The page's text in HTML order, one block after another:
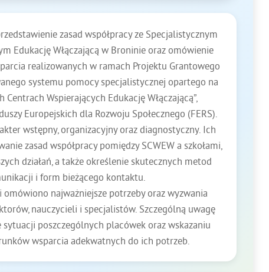
zasad współpracy ze Specjalistycznym
Edukację Włączającą w Broninie oraz omówienie
realizowanych w ramach Projektu Grantowego
systemu pomocy specjalistycznej opartego na
Centrach Wspierających Edukację Włączającą”,
Europejskich dla Rozwoju Społecznego (FERS).
wstępny, organizacyjny oraz diagnostyczny. Ich
zasad współpracy pomiędzy SCWEW a szkołami,
działań, a także określenie skutecznych metod
i form bieżącego kontaktu.
omówiono najważniejsze potrzeby oraz wyzwania
nauczycieli i specjalistów. Szczególną uwagę
poszczególnych placówek oraz wskazaniu
wsparcia adekwatnych do ich potrzeb.